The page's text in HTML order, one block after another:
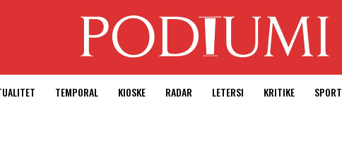
TEMPORAL KIOSKE RADAR LETERSI KRITIKE SPORT